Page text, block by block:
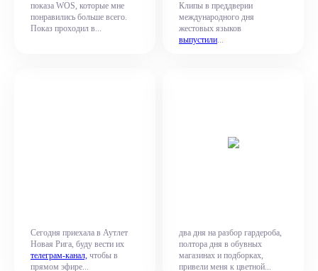
показа WOS, которые мне
понравились больше всего.
Показ проходил в...
Клипы в преддверии
международного дня
жестовых языков
выпустили...
Сегодня приехала в Аутлет
Новая Рига, буду вести их
телеграм-канал, чтобы в
прямом эфире...
два дня на разбор гардероба,
полтора дня в обувных
магазинах и подборках,
привели меня к цветной...